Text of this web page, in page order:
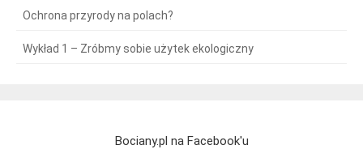
Ochrona przyrody na polach?
Wykład 1 – Zróbmy sobie użytek ekologiczny
Bociany.pl na Facebook'u